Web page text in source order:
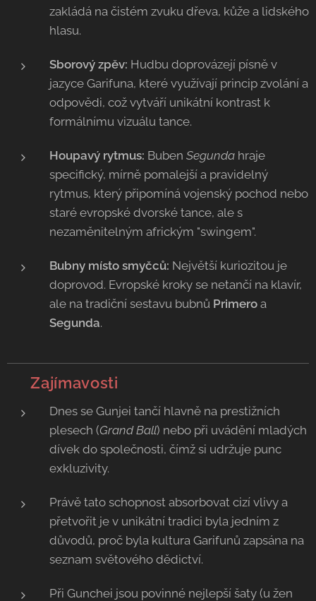
zakládá na čistém zvuku dřeva, kůže a lidského
hlasu.
Sborový zpěv: Hudbu doprovázejí písně v
jazyce Garifuna, které využívají princip zvolání a
odpovědi, což vytváří unikátní kontrast k
formálnímu vizuálu tance.
Houpavý rytmus: Buben Segunda hraje
specifický, mírně pomalejší a pravidelný
rytmus, který připomíná vojenský pochod nebo
staré evropské dvorské tance, ale s
nezaměnitelným africkým "swingem".
Bubny místo smyčců: Největší kuriozitou je
doprovod. Evropské kroky se netančí na klavír,
ale na tradiční sestavu bubnů Primero a
Segunda.
💡 Zajímavosti
Dnes se Gunjei tančí hlavně na prestižních
plesech (Grand Ball) nebo při uvádění mladých
dívek do společnosti, čímž si udržuje punc
exkluzivity.
Právě tato schopnost absorbovat cizí vlivy a
přetvořit je v unikátní tradici byla jedním z
důvodů, proč byla kultura Garifunů zapsána na
seznam světového dědictví.
Při Gunchei jsou povinné nejlepší šaty (u žen